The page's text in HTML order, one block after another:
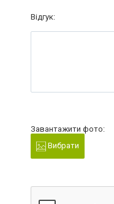
Відгук:
Завантажити фото:
Вибрати